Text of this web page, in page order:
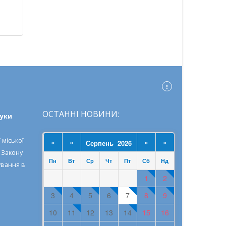
Закону
в
ОСТАННІ НОВИНИ:
« « Серпень 2026 » »
Пн Вт Ср Чт Пт Сб Нд
1
2
3
4 5 6 7 8
9
10
11 12 13 14 15
16